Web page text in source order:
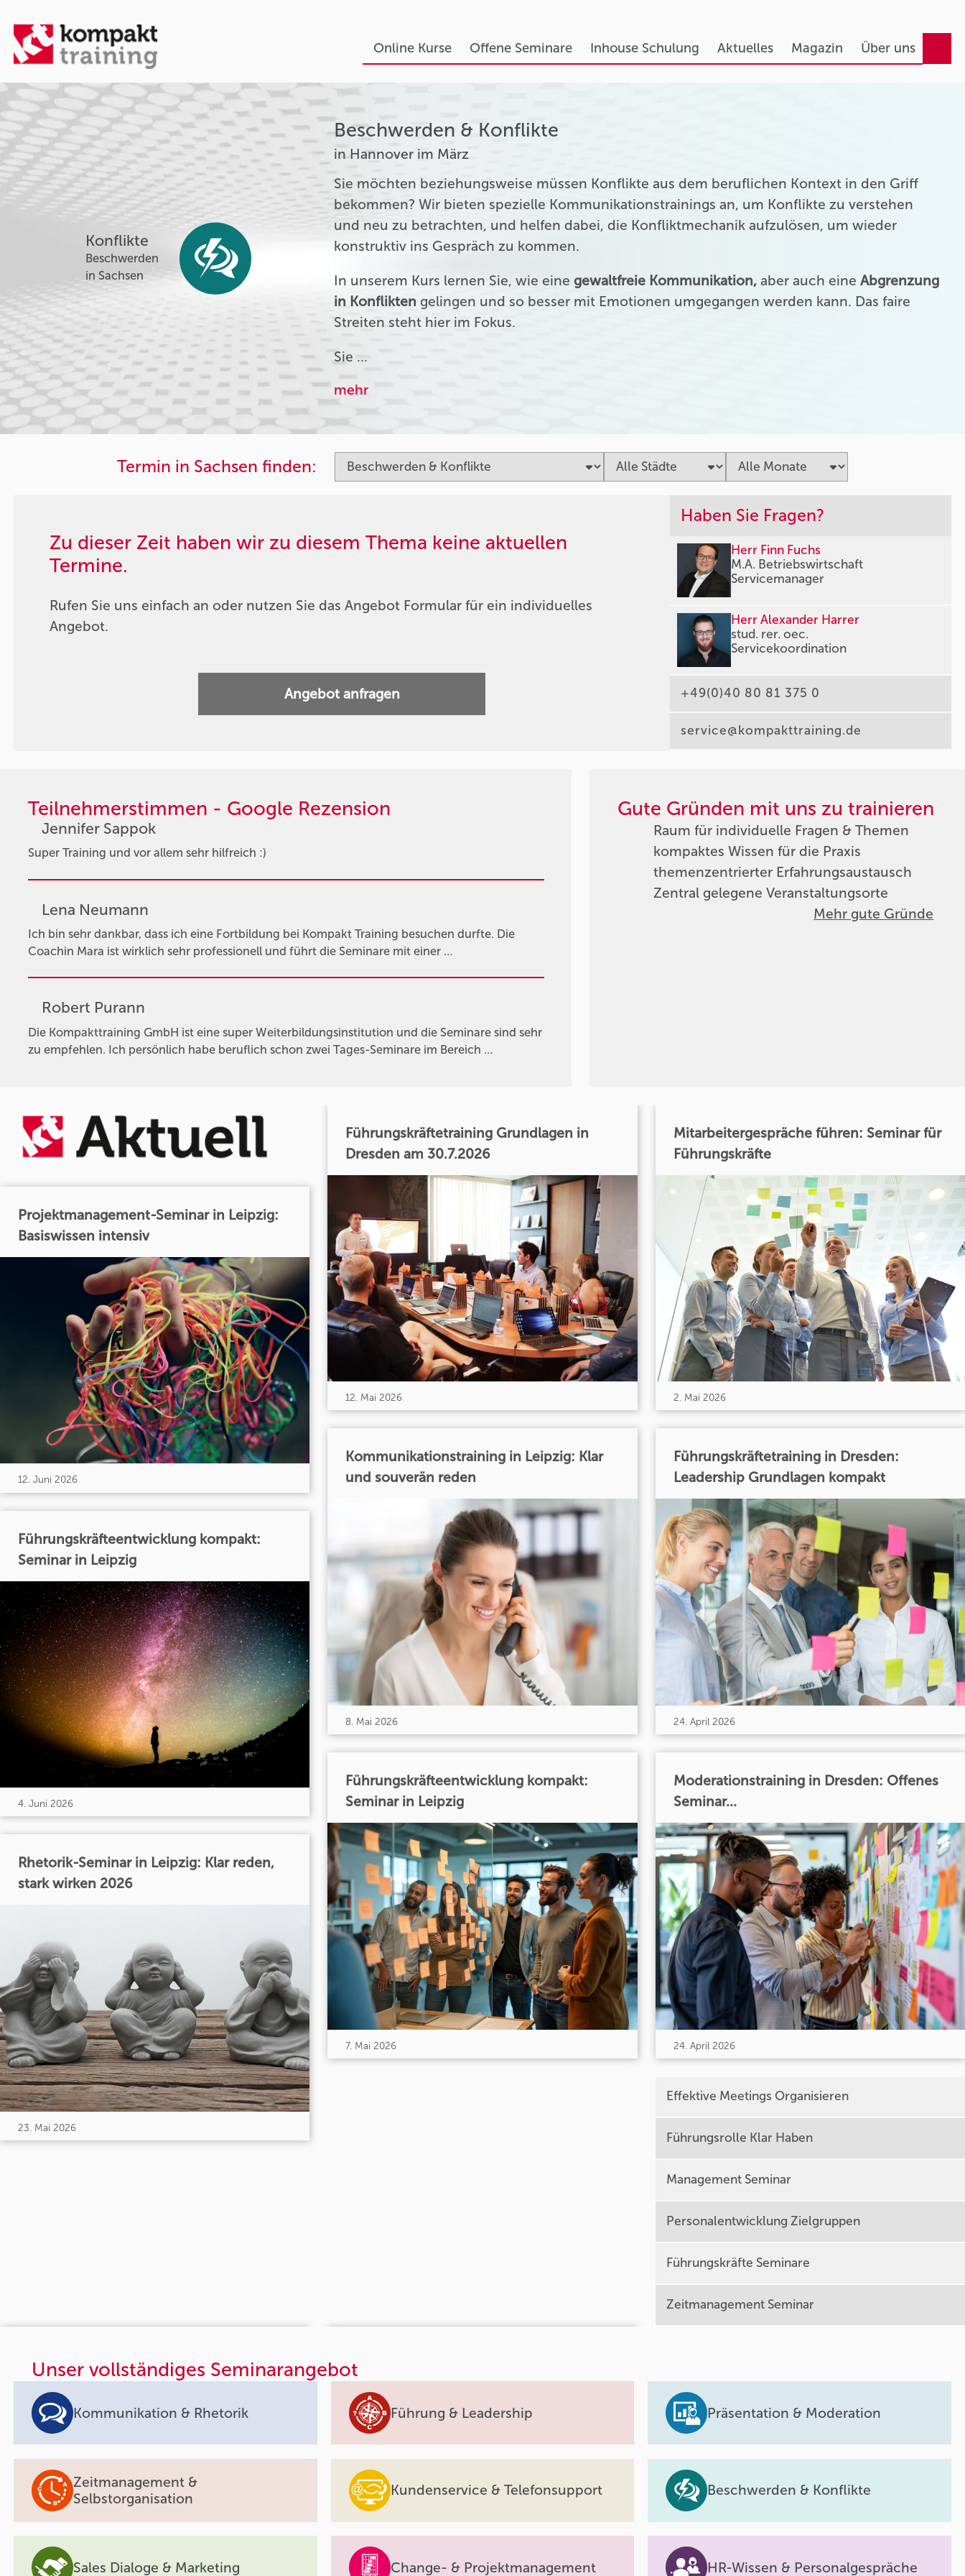
Online Kurse Offene Seminare Inhouse Schulung Aktuelles Magazin Über uns
Konflikte
Beschwerden
in Sachsen
Beschwerden & Konflikte
in Hannover im März
Sie möchten beziehungsweise müssen Konflikte aus dem beruflichen Kontext in den Griff
bekommen? Wir bieten spezielle Kommunikationstrainings an, um Konflikte zu verstehen
und neu zu betrachten, und helfen dabei, die Konfliktmechanik aufzulösen, um wieder
konstruktiv ins Gespräch zu kommen.
In unserem Kurs lernen Sie, wie einegewaltfreie Kommunikation, aber auch eineAbgrenzung
in Konflikten gelingen und so besser mit Emotionen umgegangen werden kann. Das faire
Streiten steht hier im Fokus.
Sie …
mehr
Termin in Sachsen finden:
Zu dieser Zeit haben wir zu diesem Thema keine aktuellen
Termine.
Rufen Sie uns einfach an oder nutzen Sie das Angebot Formular für ein individuelles
Angebot.
Angebot anfragen
Haben Sie Fragen?
Herr Finn Fuchs
M.A. Betriebswirtschaft
Servicemanager
Herr Alexander Harrer
stud. rer. oec.
Servicekoordination
+49(0)40 80 81 375 0
service@kompakttraining.de
Teilnehmerstimmen - Google Rezension
Jennifer Sappok
Super Training und vor allem sehr hilfreich :)
Lena Neumann
Ich bin sehr dankbar, dass ich eine Fortbildung bei Kompakt Training besuchen durfte. Die
Coachin Mara ist wirklich sehr professionell und führt die Seminare mit einer …
Robert Purann
Die Kompakttraining GmbH ist eine super Weiterbildungsinstitution und die Seminare sind sehr
zu empfehlen. Ich persönlich habe beruflich schon zwei Tages-Seminare im Bereich …
Gute Gründen mit uns zu trainieren
Raum für individuelle Fragen & Themen
kompaktes Wissen für die Praxis
themenzentrierter Erfahrungsaustausch
Zentral gelegene Veranstaltungsorte
Mehr gute Gründe
Projektmanagement-Seminar in Leipzig:
Basiswissen intensiv
12. Juni 2026
Führungskräfteentwicklung kompakt:
Seminar in Leipzig
4. Juni 2026
Rhetorik-Seminar in Leipzig: Klar reden,
stark wirken 2026
23. Mai 2026
Führungskräftetraining Grundlagen in
Dresden am 30.7.2026
12. Mai 2026
Kommunikationstraining in Leipzig: Klar
und souverän reden
8. Mai 2026
Führungskräfteentwicklung kompakt:
Seminar in Leipzig
7. Mai 2026
Mitarbeitergespräche führen: Seminar für
Führungskräfte
2. Mai 2026
Führungskräftetraining in Dresden:
Leadership Grundlagen kompakt
24. April 2026
Moderationstraining in Dresden: Offenes
Seminar...
24. April 2026
Effektive Meetings Organisieren
Führungsrolle Klar Haben
Management Seminar
Personalentwicklung Zielgruppen
Führungskräfte Seminare
Zeitmanagement Seminar
Unser vollständiges Seminarangebot
Kommunikation & Rhetorik Führung & Leadership Präsentation & Moderation
Zeitmanagement &
Selbstorganisation
Kundenservice & Telefonsupport Beschwerden & Konflikte
Sales Dialoge & Marketing Change- & Projektmanagement HR-Wissen & Personalgespräche